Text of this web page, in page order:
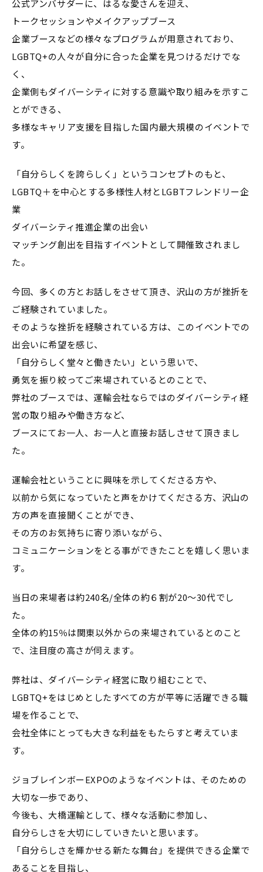
公式アンバサダーに、はるな愛さんを迎え、
トークセッションやメイクアップブース
企業ブースなどの様々なプログラムが用意されており、
LGBTQ+の人々が自分に合った企業を見つけるだけでな
く、
企業側もダイバーシティに対する意識や取り組みを示すこ
とができる、
多様なキャリア支援を目指した国内最大規模のイベントで
す。
「自分らしくを誇らしく」というコンセプトのもと、
LGBTQ＋を中心とする多様性人材とLGBTフレンドリー企
業
ダイバーシティ推進企業の出会い
マッチング創出を目指すイベントとして開催致されまし
た。
今回、多くの方とお話しをさせて頂き、沢山の方が挫折を
ご経験されていました。
そのような挫折を経験されている方は、このイベントでの
出会いに希望を感じ、
「自分らしく堂々と働きたい」という思いで、
勇気を振り絞ってご来場されているとのことで、
弊社のブースでは、運輸会社ならではのダイバーシティ経
営の取り組みや働き方など、
ブースにてお一人、お一人と直接お話しさせて頂きまし
た。
運輸会社ということに興味を示してくださる方や、
以前から気になっていたと声をかけてくださる方、沢山の
方の声を直接聞くことができ、
その方のお気持ちに寄り添いながら、
コミュニケーションをとる事ができたことを嬉しく思いま
す。
当日の来場者は約240名/全体の約６割が20～30代でし
た。
全体の約15％は関東以外からの来場されているとのこと
で、注目度の高さが伺えます。
弊社は、ダイバーシティ経営に取り組むことで、
LGBTQ+をはじめとしたすべての方が平等に活躍できる職
場を作ることで、
会社全体にとっても大きな利益をもたらすと考えていま
す。
ジョブレインボーEXPOのようなイベントは、そのための
大切な一歩であり、
今後も、大橋運輸として、様々な活動に参加し、
自分らしさを大切にしていきたいと思います。
「自分らしさを輝かせる新たな舞台」を提供できる企業で
あることを目指し、